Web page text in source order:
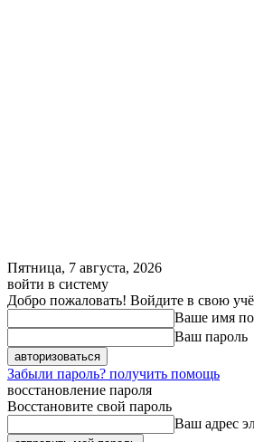
Пятница, 7 августа, 2026
войти в систему
Добро пожаловать! Войдите в свою
Ваше имя
Ваш пароль
Забыли пароль? получить помощь
восстановление пароля
Восстановите свой пароль
Ваш адрес